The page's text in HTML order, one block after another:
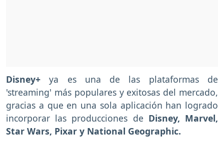
Disney+ ya es una de las plataformas de
'streaming' más populares y exitosas del mercado,
gracias a que en una sola aplicación han logrado
incorporar las producciones de Disney, Marvel,
Star Wars, Pixar y National Geographic.